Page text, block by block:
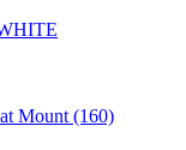
Mount (160)